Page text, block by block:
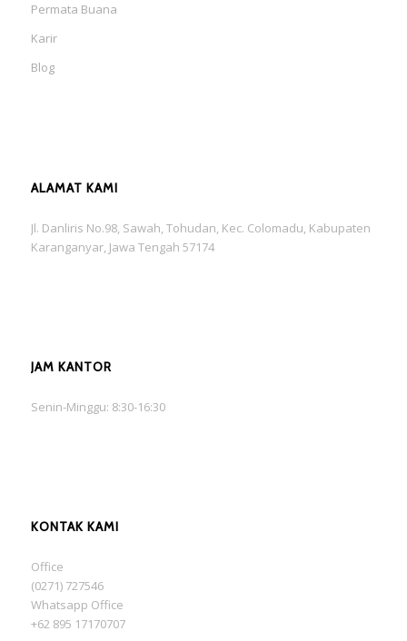
Permata Buana
Karir
Blog
ALAMAT KAMI
Jl. Danliris No.98, Sawah, Tohudan, Kec. Colomadu, Kabupaten
Karanganyar, Jawa Tengah 57174
JAM KANTOR
Senin-Minggu: 8:30-16:30
KONTAK KAMI
Office
(0271) 727546
Whatsapp Office
+62 895 17170707